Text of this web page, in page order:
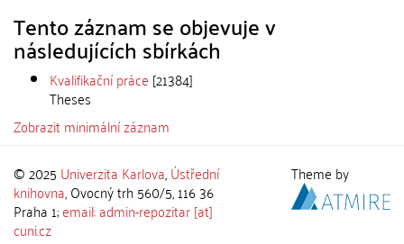
Tento záznam se objevuje v
následujících sbírkách
Kvalifikační práce [21384]
Theses
Zobrazit minimální záznam
© 2025 Univerzita Karlova,Ústřední
knihovna, Ovocný trh 560/5, 116 36
Praha 1;email: admin-repozitar [at]
cuni.cz
Theme by